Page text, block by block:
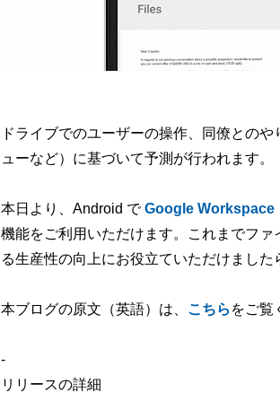
ドライブでのユーザーの操作、同僚との
ューなど）に基づいて予測が行われます。
本日より、Android でGoogle Workspace
機能をご利用いただけます。これまでフ
る生産性の向上にお役立ていただけました
本ブログの原文（英語）は、 こちら をご覧
-
リリースの詳細